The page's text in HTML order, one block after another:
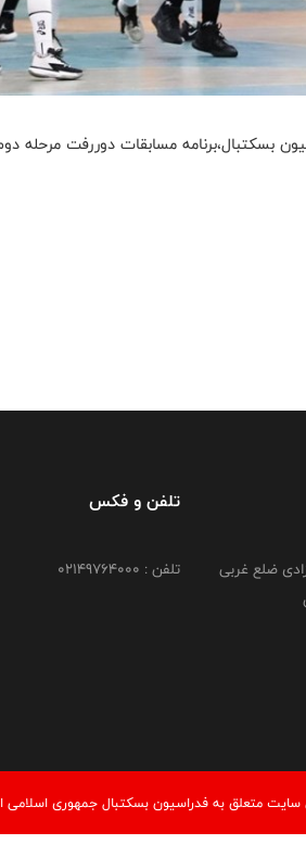
بسکتبال،برنامه مسابقات دوررفت مرحله
ضلع غربی
تلفن و فکس
تلفن : 02149764000
متعلق به فدراسیون بسکتبال جمهوری اسلامی